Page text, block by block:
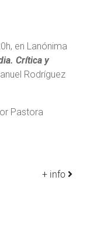
en Lanónima
Crítica y
Rodríguez
Pastora
+ info